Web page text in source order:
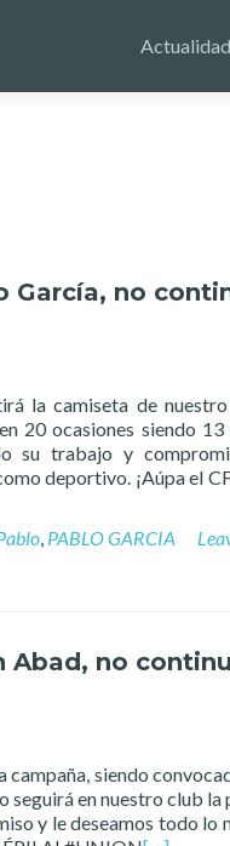
Actualidad
García, no
la camiseta de
20 ocasiones siendo 13
su trabajo y
deportivo. ¡Aúpa el
, PABLO GARCIA
Abad, no
campaña, siendo
seguirá en nuestro club la
y le deseamos todo lo